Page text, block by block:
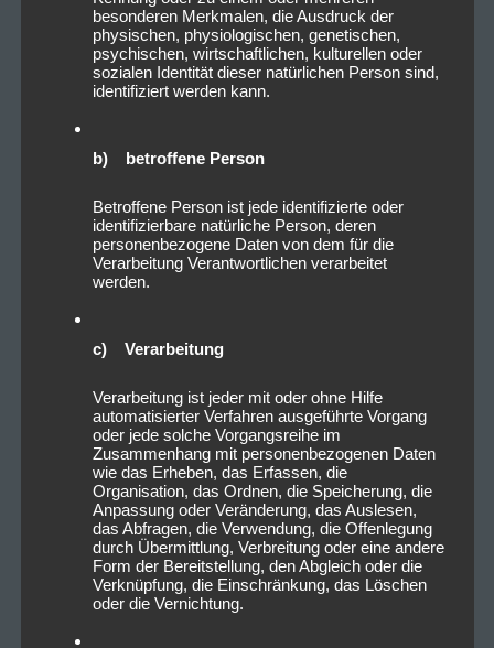
besonderen Merkmalen, die Ausdruck der
physischen, physiologischen, genetischen,
psychischen, wirtschaftlichen, kulturellen oder
sozialen Identität dieser natürlichen Person sind,
identifiziert werden kann.
b) betroffene Person
Betroffene Person ist jede identifizierte oder
identifizierbare natürliche Person, deren
personenbezogene Daten von dem für die
Verarbeitung Verantwortlichen verarbeitet
werden.
c) Verarbeitung
Verarbeitung ist jeder mit oder ohne Hilfe
automatisierter Verfahren ausgeführte Vorgang
oder jede solche Vorgangsreihe im
Zusammenhang mit personenbezogenen Daten
wie das Erheben, das Erfassen, die
Organisation, das Ordnen, die Speicherung, die
Anpassung oder Veränderung, das Auslesen,
das Abfragen, die Verwendung, die Offenlegung
durch Übermittlung, Verbreitung oder eine andere
Form der Bereitstellung, den Abgleich oder die
Verknüpfung, die Einschränkung, das Löschen
oder die Vernichtung.